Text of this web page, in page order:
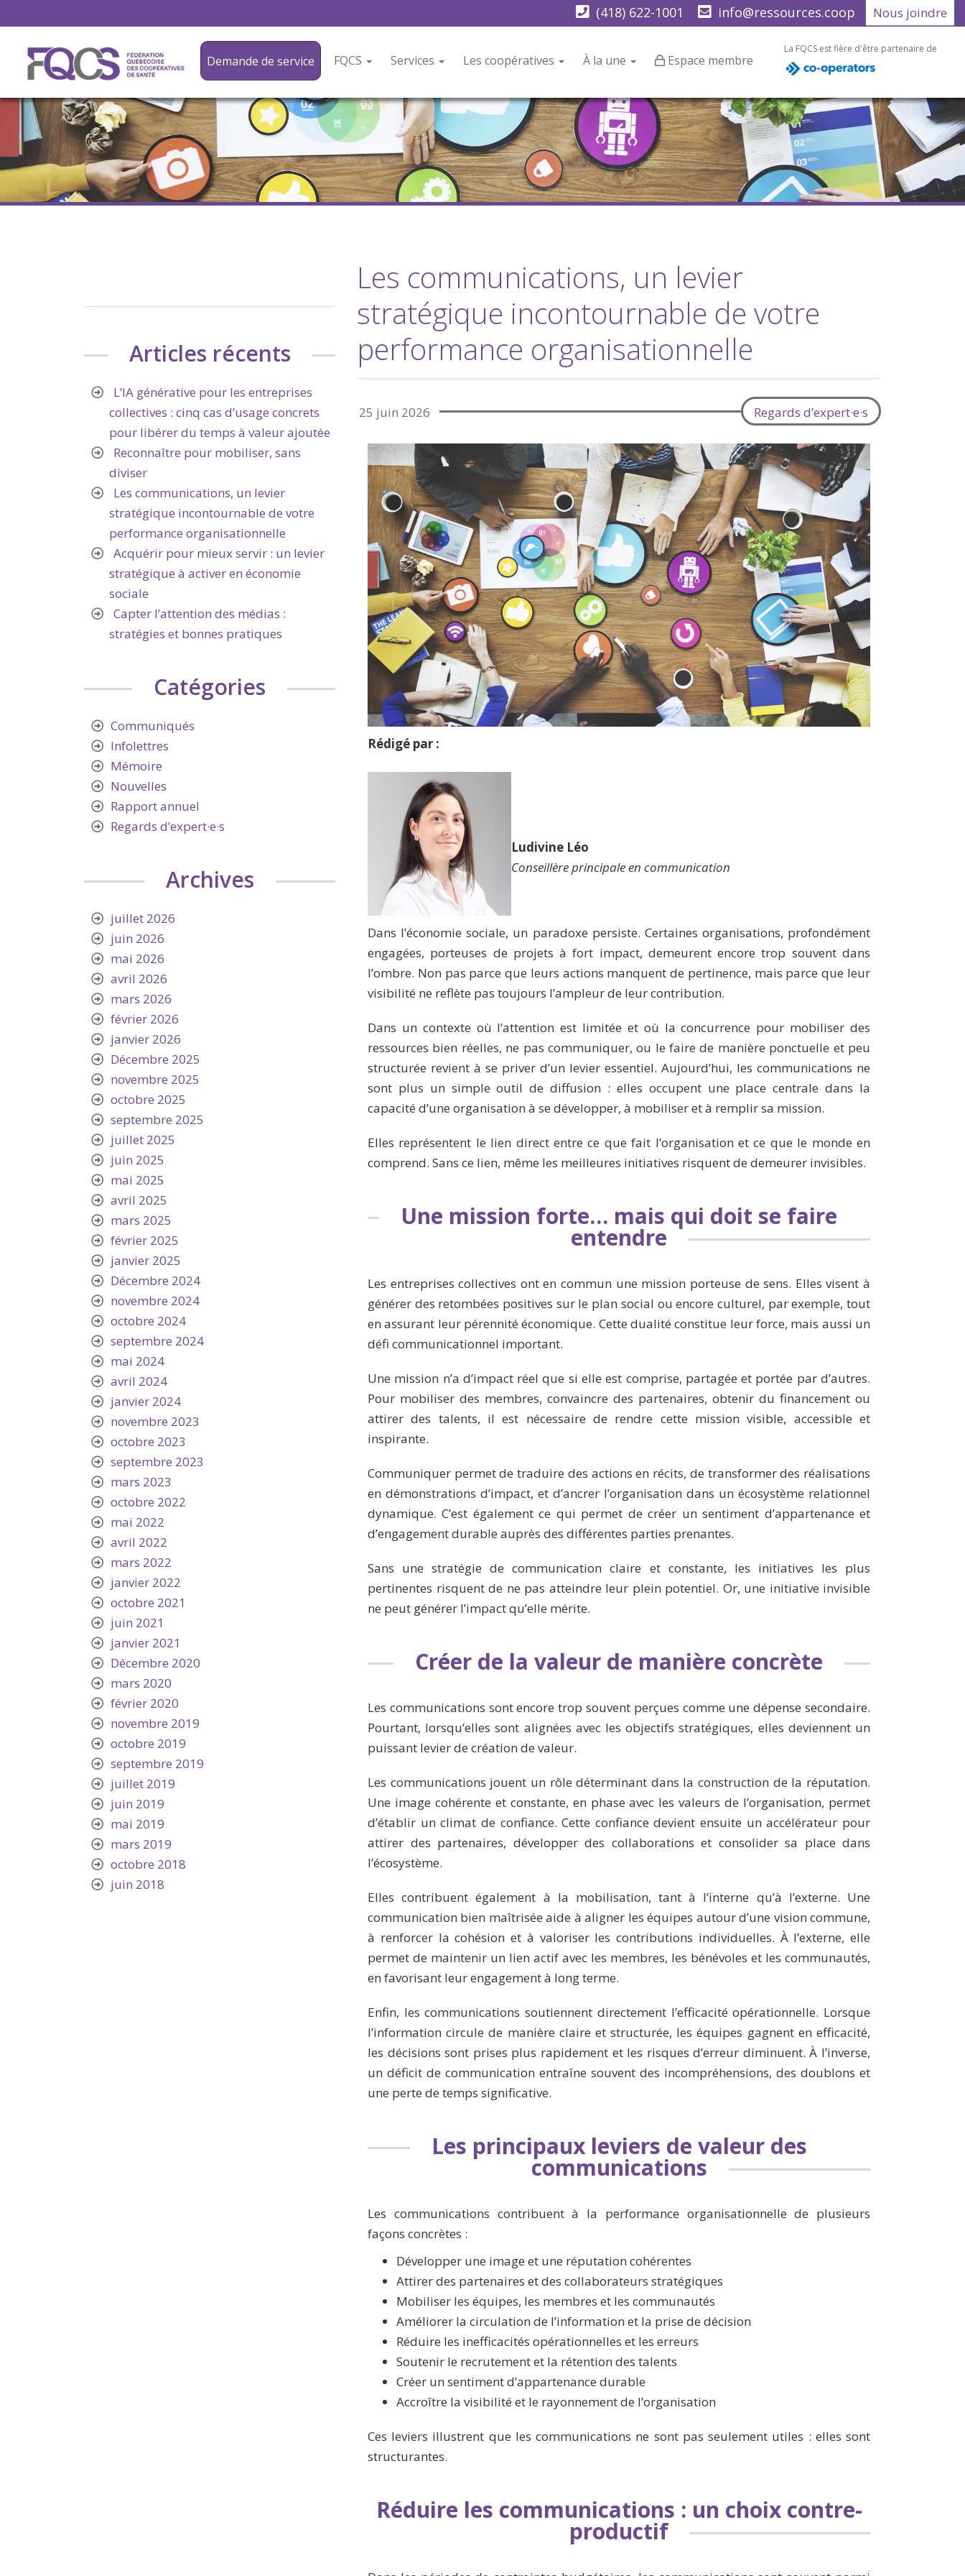
Nous joindre
info@ressources.coop
(418) 622-1001
Demande de service FQCS Services Les coopératives À la une Espace membre
La FQCS est fière d'être partenaire de
Les communications, un levier
stratégique incontournable de votre
performance organisationnelle
Regards d’expert·e·s
25 juin 2026
Rédigé par :
Ludivine Léo
Conseillère principale en communication
Dans l’économie sociale, un paradoxe persiste. Certaines organisations, profondément
engagées, porteuses de projets à fort impact, demeurent encore trop souvent dans
l’ombre. Non pas parce que leurs actions manquent de pertinence, mais parce que leur
visibilité ne reflète pas toujours l’ampleur de leur contribution.
Dans un contexte où l’attention est limitée et où la concurrence pour mobiliser des
ressources bien réelles, ne pas communiquer, ou le faire de manière ponctuelle et peu
structurée revient à se priver d’un levier essentiel. Aujourd’hui, les communications ne
sont plus un simple outil de diffusion : elles occupent une place centrale dans la
capacité d’une organisation à se développer, à mobiliser et à remplir sa mission.
Elles représentent le lien direct entre ce que fait l’organisation et ce que le monde en
comprend. Sans ce lien, même les meilleures initiatives risquent de demeurer invisibles.
Une mission forte… mais qui doit se faire
entendre
Les entreprises collectives ont en commun une mission porteuse de sens. Elles visent à
générer des retombées positives sur le plan social ou encore culturel, par exemple, tout
en assurant leur pérennité économique. Cette dualité constitue leur force, mais aussi un
défi communicationnel important.
Une mission n’a d’impact réel que si elle est comprise, partagée et portée par d’autres.
Pour mobiliser des membres, convaincre des partenaires, obtenir du financement ou
attirer des talents, il est nécessaire de rendre cette mission visible, accessible et
inspirante.
Communiquer permet de traduire des actions en récits, de transformer des réalisations
en démonstrations d’impact, et d’ancrer l’organisation dans un écosystème relationnel
dynamique. C’est également ce qui permet de créer un sentiment d’appartenance et
d’engagement durable auprès des différentes parties prenantes.
Sans une stratégie de communication claire et constante, les initiatives les plus
pertinentes risquent de ne pas atteindre leur plein potentiel. Or, une initiative invisible
ne peut générer l’impact qu’elle mérite.
Créer de la valeur de manière concrète
Les communications sont encore trop souvent perçues comme une dépense secondaire.
Pourtant, lorsqu’elles sont alignées avec les objectifs stratégiques, elles deviennent un
puissant levier de création de valeur.
Les communications jouent un rôle déterminant dans la construction de la réputation.
Une image cohérente et constante, en phase avec les valeurs de l’organisation, permet
d’établir un climat de confiance. Cette confiance devient ensuite un accélérateur pour
attirer des partenaires, développer des collaborations et consolider sa place dans
l’écosystème.
Elles contribuent également à la mobilisation, tant à l’interne qu’à l’externe. Une
communication bien maîtrisée aide à aligner les équipes autour d’une vision commune,
à renforcer la cohésion et à valoriser les contributions individuelles. À l’externe, elle
permet de maintenir un lien actif avec les membres, les bénévoles et les communautés,
en favorisant leur engagement à long terme.
Enfin, les communications soutiennent directement l’efficacité opérationnelle. Lorsque
l’information circule de manière claire et structurée, les équipes gagnent en efficacité,
les décisions sont prises plus rapidement et les risques d’erreur diminuent. À l’inverse,
un déficit de communication entraîne souvent des incompréhensions, des doublons et
une perte de temps significative.
Les principaux leviers de valeur des
communications
Les communications contribuent à la performance organisationnelle de plusieurs
façons concrètes :
Développer une image et une réputation cohérentes
Attirer des partenaires et des collaborateurs stratégiques
Mobiliser les équipes, les membres et les communautés
Améliorer la circulation de l’information et la prise de décision
Réduire les inefficacités opérationnelles et les erreurs
Soutenir le recrutement et la rétention des talents
Créer un sentiment d’appartenance durable
Accroître la visibilité et le rayonnement de l’organisation
Ces leviers illustrent que les communications ne sont pas seulement utiles : elles sont
structurantes.
Réduire les communications : un choix contre-
productif
Articles récents
L’IA générative pour les entreprises
collectives : cinq cas d’usage concrets
pour libérer du temps à valeur ajoutée
Reconnaître pour mobiliser, sans
diviser
Les communications, un levier
stratégique incontournable de votre
performance organisationnelle
Acquérir pour mieux servir : un levier
stratégique à activer en économie
sociale
Capter l’attention des médias :
stratégies et bonnes pratiques
Catégories
Communiqués
Infolettres
Mémoire
Nouvelles
Rapport annuel
Regards d’expert·e·s
Archives
juillet 2026
juin 2026
mai 2026
avril 2026
mars 2026
février 2026
janvier 2026
Décembre 2025
novembre 2025
octobre 2025
septembre 2025
juillet 2025
juin 2025
mai 2025
avril 2025
mars 2025
février 2025
janvier 2025
Décembre 2024
novembre 2024
octobre 2024
septembre 2024
mai 2024
avril 2024
janvier 2024
novembre 2023
octobre 2023
septembre 2023
mars 2023
octobre 2022
mai 2022
avril 2022
mars 2022
janvier 2022
octobre 2021
juin 2021
janvier 2021
Décembre 2020
mars 2020
février 2020
novembre 2019
octobre 2019
septembre 2019
juillet 2019
juin 2019
mai 2019
mars 2019
octobre 2018
juin 2018